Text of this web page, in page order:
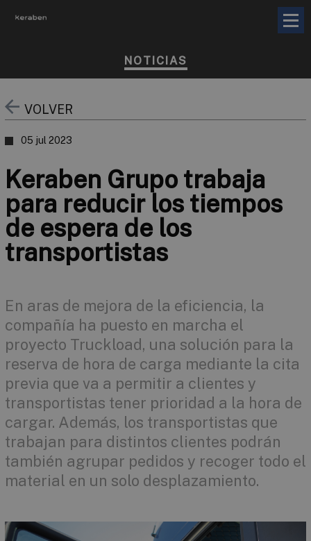
NOTICIAS
VOLVER
05 jul 2023
Keraben Grupo trabaja
para reducir los tiempos
de espera de los
transportistas
En aras de mejora de la eficiencia, la
compañía ha puesto en marcha el
proyecto Truckload, una solución para la
reserva de hora de carga mediante la cita
previa que va a permitir a clientes y
transpor­tistas tener prioridad a la hora de
cargar. Además, los transportistas que
trabajan para distintos clientes podrán
también agrupar pedidos y recoger todo el
material en un solo desplazamiento.